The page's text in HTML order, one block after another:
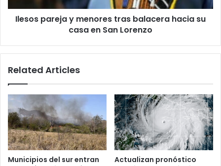
casa
Ilesos pareja y menores tras balacera hacia su
casa en San Lorenzo
Related Articles
Municipios del sur entran
Actualizan pronóstico